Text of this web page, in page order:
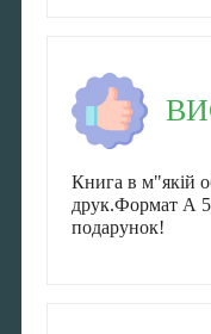
Книга в м"якій
друк.Формат А
подарунок!